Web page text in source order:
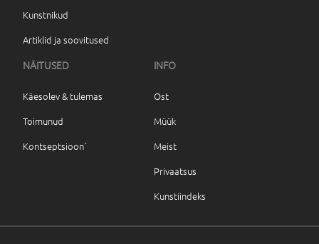
Kunstnikud
Artiklid ja soovitused
NÄITUSED
Käesolev & tulemas
Toimunud
Kontseptsioon`
INFO
Ost
Müük
Meist
Privaatsus
Kunstiindeks